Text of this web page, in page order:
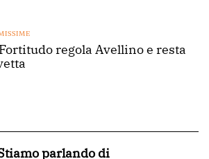
regola Avellino e resta
parlando di